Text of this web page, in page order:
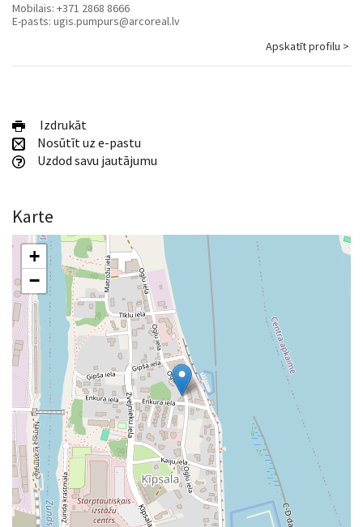
Mobilais: +371 2868 8666
E-pasts: ugis.pumpurs@arcoreal.lv
Apskatīt profilu >
Izdrukāt
Nosūtīt uz e-pastu
Uzdod savu jautājumu
Karte
+
−